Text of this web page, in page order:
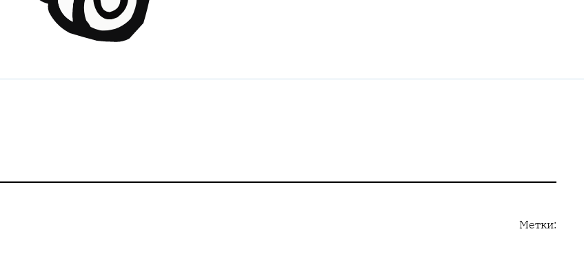
Метки: